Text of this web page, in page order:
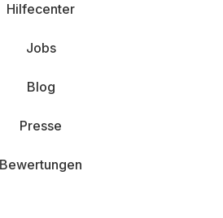
Hilfecenter
Jobs
Blog
Presse
Bewertungen